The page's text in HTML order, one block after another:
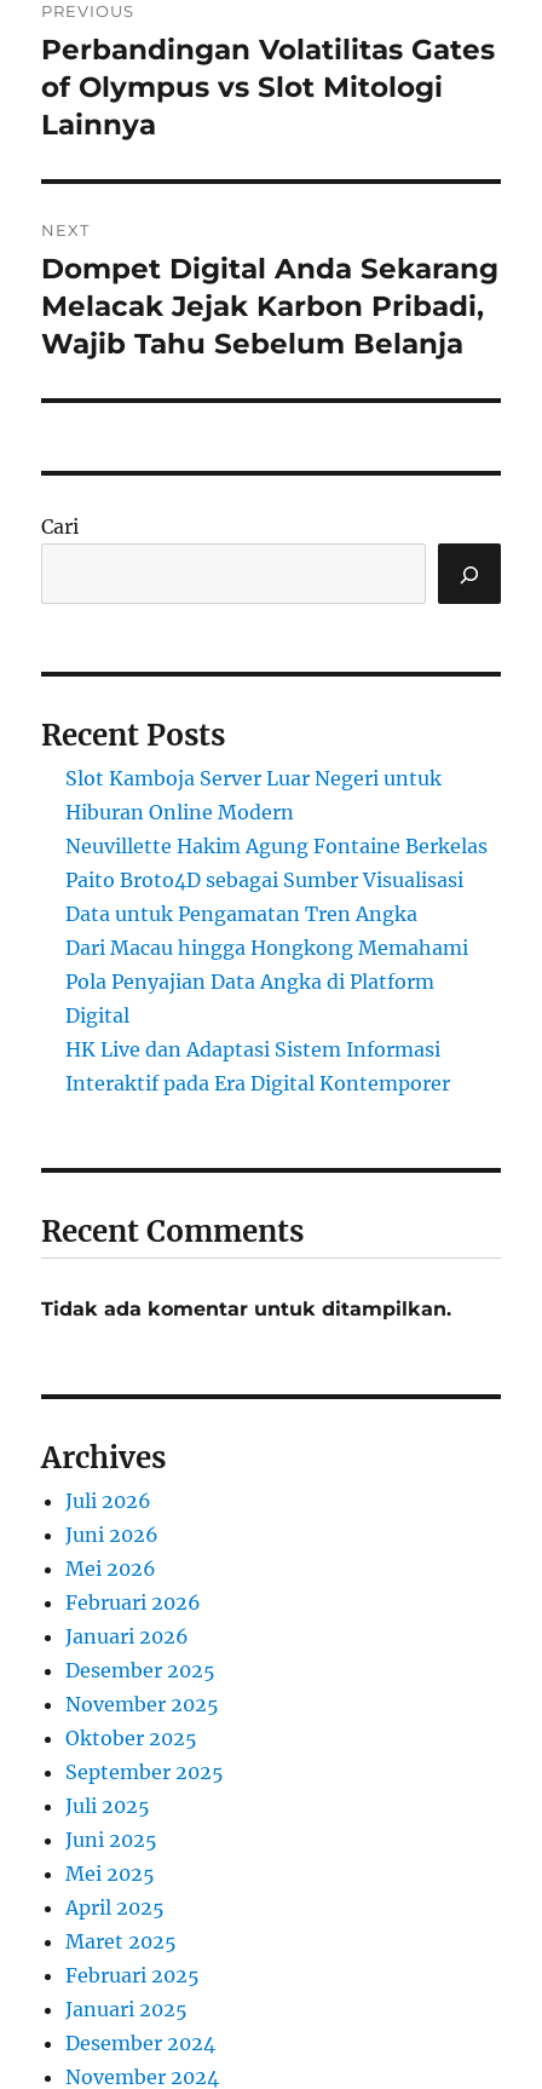
pos
PREVIOUS
Previous
post:
Perbandingan Volatilitas Gates
of Olympus vs Slot Mitologi
Lainnya
NEXT
Next
post:
Dompet Digital Anda Sekarang
Melacak Jejak Karbon Pribadi,
Wajib Tahu Sebelum Belanja
Cari
Recent Posts
Slot Kamboja Server Luar Negeri untuk
Hiburan Online Modern
Neuvillette Hakim Agung Fontaine Berkelas
Paito Broto4D sebagai Sumber Visualisasi
Data untuk Pengamatan Tren Angka
Dari Macau hingga Hongkong Memahami
Pola Penyajian Data Angka di Platform
Digital
HK Live dan Adaptasi Sistem Informasi
Interaktif pada Era Digital Kontemporer
Recent Comments
Tidak ada komentar untuk ditampilkan.
Archives
Juli 2026
Juni 2026
Mei 2026
Februari 2026
Januari 2026
Desember 2025
November 2025
Oktober 2025
September 2025
Juli 2025
Juni 2025
Mei 2025
April 2025
Maret 2025
Februari 2025
Januari 2025
Desember 2024
November 2024